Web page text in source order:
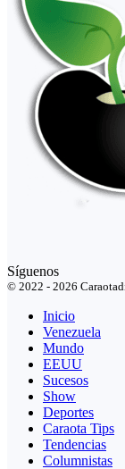
Síguenos
© 2022 - 2026
Inicio
Venezuela
Mundo
EEUU
Sucesos
Show
Deportes
Caraota Tips
Tendencias
Columnistas